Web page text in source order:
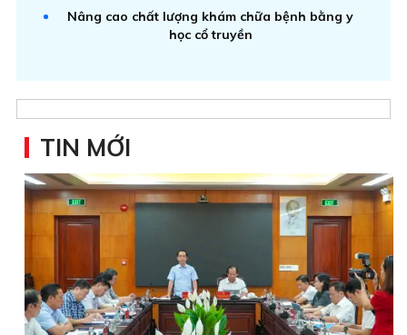
Nâng cao chất lượng khám chữa bệnh bằng y
học cổ truyền
TIN MỚI